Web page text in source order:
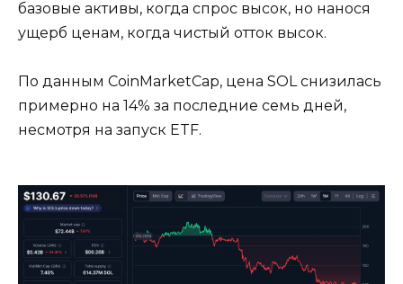
базовые активы, когда спрос высок, но нанося
ущерб ценам, когда чистый отток высок.
По данным CoinMarketCap, цена SOL снизилась
примерно на 14% за последние семь дней,
несмотря на запуск ETF.